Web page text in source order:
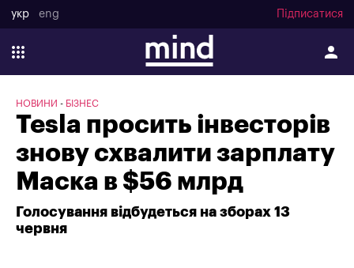
укр eng Підписатися
НОВИНИ БІЗНЕС
Tesla просить інвесторів
знову схвалити зарплату
Маска в $56 млрд
Голосування відбудеться на зборах 13
червня